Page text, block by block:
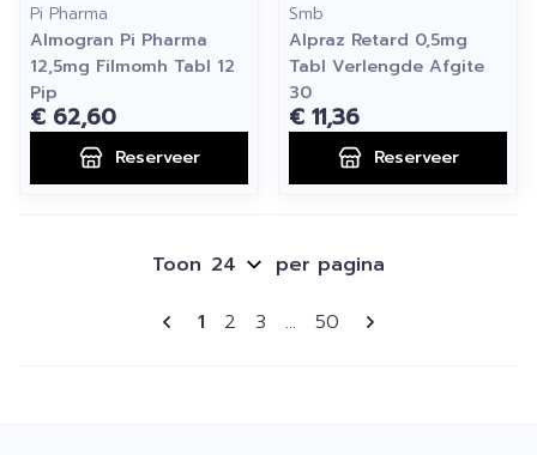
Pi Pharma
Almogran Pi Pharma
12,5mg Filmomh Tabl 12
Pip
€ 62,60
Reserveer
Smb
Alpraz Retard 0,5mg
Tabl Verlengde Afgite
30
€ 11,36
Reserveer
Pagina's
U lees momenteel pagina
1 Pagina
2 Pagina
3 ... Pagina
50
Toon per pagina